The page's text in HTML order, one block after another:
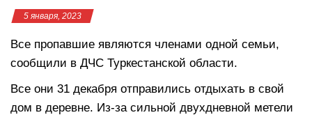
5 января, 2023
Все пропавшие являются членами одной семьи,
сообщили в ДЧС Туркестанской области.
Все они 31 декабря отправились отдыхать в свой
дом в деревне. Из-за сильной двухдневной метели